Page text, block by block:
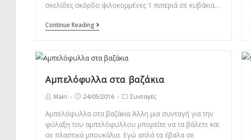
σκελίδες σκόρδο ψιλοκομμένες 1 πιπεριά σε κυβάκια…
Continue Reading Ιμάμ
Αμπελόφυλλα στα βαζάκια
PostMairi
Post24/05/2016
PostΣυνταγές
Αμπελόφυλλα στα βαζάκια Άλλη μια συνταγή για την
φύλαξη του αμπελόφυλλου μπορείτε να τα βάλετε και
σε πλαστικά μπουκάλια. Εγώ απλά τα έβαλα σε